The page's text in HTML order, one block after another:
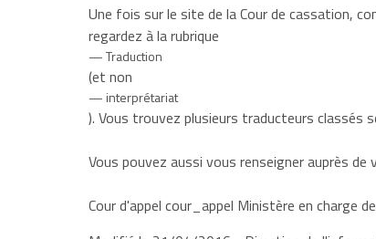
Une fois sur le site de la Cour de cassation,
regardez à la rubrique
Traduction
(et non
interprétariat
). Vous trouvez plusieurs traducteurs classés
Vous pouvez aussi vous renseigner auprès de
Cour d'appel cour_appel Ministère en charge